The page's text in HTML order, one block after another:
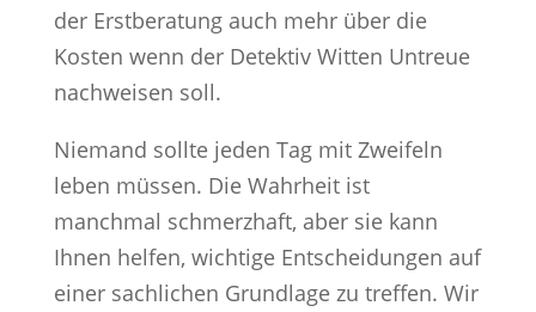
der Erstberatung auch mehr über die
Kosten wenn der Detektiv Witten Untreue
nachweisen soll.
Niemand sollte jeden Tag mit Zweifeln
leben müssen. Die Wahrheit ist
manchmal schmerzhaft, aber sie kann
Ihnen helfen, wichtige Entscheidungen auf
einer sachlichen Grundlage zu treffen. Wir